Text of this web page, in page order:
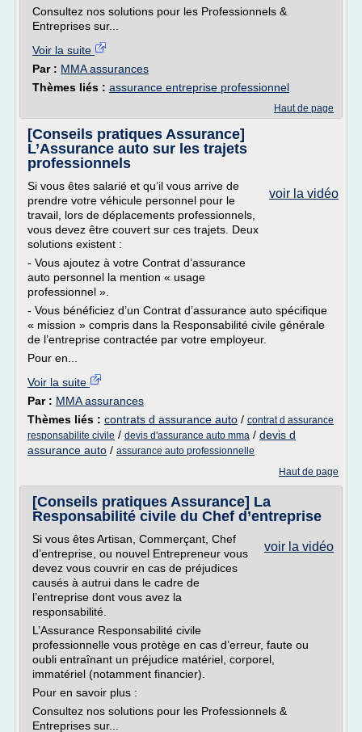
Consultez nos solutions pour les Professionnels &
Entreprises sur...
Voir la suite
Par : MMA assurances
Thèmes liés : assurance entreprise professionnel
Haut de page
[Conseils pratiques Assurance]
L’Assurance auto sur les trajets
professionnels
voir la vidéo
Si vous êtes salarié et qu’il vous arrive de
prendre votre véhicule personnel pour le
travail, lors de déplacements professionnels,
vous devez être couvert sur ces trajets. Deux
solutions existent :
- Vous ajoutez à votre Contrat d’assurance
auto personnel la mention « usage
professionnel ».
- Vous bénéficiez d’un Contrat d’assurance auto spécifique
« mission » compris dans la Responsabilité civile générale
de l’entreprise contractée par votre employeur.
Pour en...
Voir la suite
Par : MMA assurances
Thèmes liés : contrats d assurance auto / contrat d assurance
responsabilite civile / devis d'assurance auto mma / devis d
assurance auto / assurance auto professionnelle
Haut de page
[Conseils pratiques Assurance] La
Responsabilité civile du Chef d’entreprise
voir la vidéo
Si vous êtes Artisan, Commerçant, Chef
d’entreprise, ou nouvel Entrepreneur vous
devez vous couvrir en cas de préjudices
causés à autrui dans le cadre de
l’entreprise dont vous avez la
responsabilité.
L’Assurance Responsabilité civile
professionnelle vous protège en cas d’erreur, faute ou
oubli entraînant un préjudice matériel, corporel,
immatériel (notamment financier).
Pour en savoir plus :
Consultez nos solutions pour les Professionnels &
Entreprises sur...